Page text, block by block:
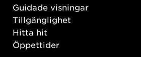
Guidade visningar
Tillgänglighet
Hitta hit
Öppettider